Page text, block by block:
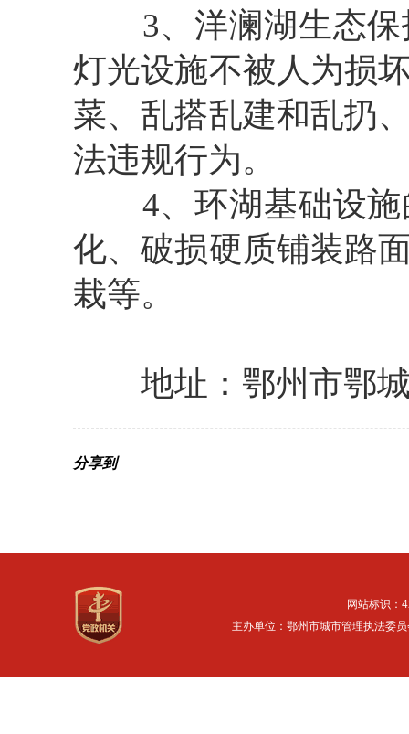
3、洋澜湖生态
灯光设施不被人为损
菜、乱搭乱建和乱扔
法违规行为。
4、环湖基础设
化、破损硬质铺装路
栽等。
地址：鄂州市鄂
分享到
网站标识：
主办单位：鄂州市城市管理执法委